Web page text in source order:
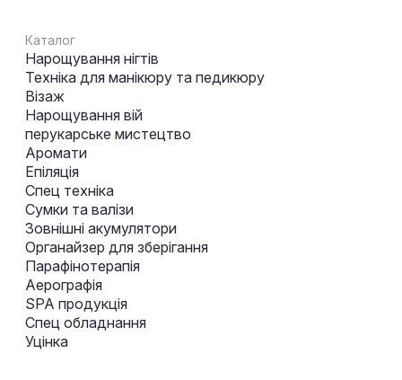
Каталог
Нарощування нігтів
Техніка для манікюру та педикюру
Візаж
Нарощування вій
перукарське мистецтво
Аромати
Епіляція
Спец техніка
Сумки та валізи
Зовнішні акумулятори
Органайзер для зберігання
Парафінотерапія
Аерографія
SPA продукція
Спец обладнання
Уцінка